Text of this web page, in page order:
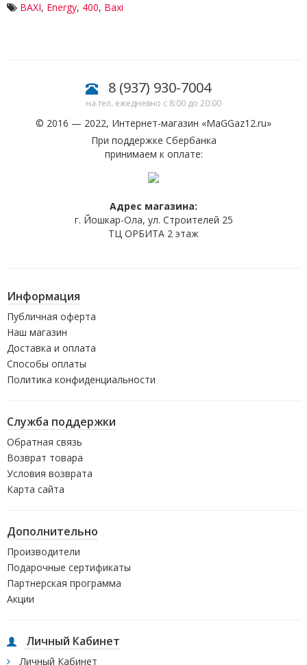
BAXI, Energy, 400, Baxi
8 (937) 930-7004
на тел. ежедневно с 8:00 до 20:00
© 2016 — 2022, Интернет-магазин «MaGGaz12.ru»
При поддержке Сбербанка
принимаем к оплате:
Адрес магазина:
г. Йошкар-Ола, ул. Строителей 25
ТЦ ОРБИТА 2 этаж
Информация
Публичная оферта
Наш магазин
Доставка и оплата
Способы оплаты
Политика конфиденциальности
Служба поддержки
Обратная связь
Возврат товара
Условия возврата
Карта сайта
Дополнительно
Производители
Подарочные сертификаты
Партнерская программа
Акции
Личный Кабинет
Личный Кабинет